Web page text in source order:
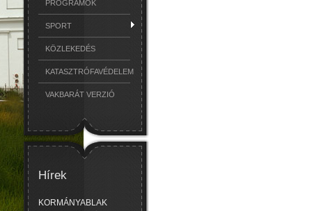
PROGRAMOK
SPORT
KÖZLEKEDÉS
KATASZTRÓFAVÉDELEM
VAKBARÁT VERZIÓ
Hírek
KORMÁNYABLAK